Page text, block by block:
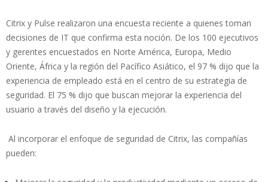
Citrix y Pulse realizaron una encuesta reciente a quienes toman
decisiones de IT que confirma esta noción. De los 100 ejecutivos
y gerentes encuestados en Norte América, Europa, Medio
Oriente, África y la región del Pacífico Asiático, el 97 % dijo que la
experiencia de empleado está en el centro de su estrategia de
seguridad. El 75 % dijo que buscan mejorar la experiencia del
usuario a través del diseño y la ejecución.
Al incorporar el enfoque de seguridad de Citrix, las compañías
pueden: